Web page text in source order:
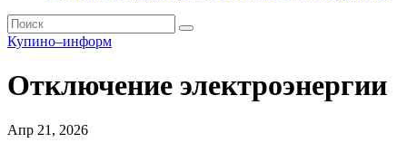
Купино–информ
Отключение электроэнергии
Апр 21, 2026